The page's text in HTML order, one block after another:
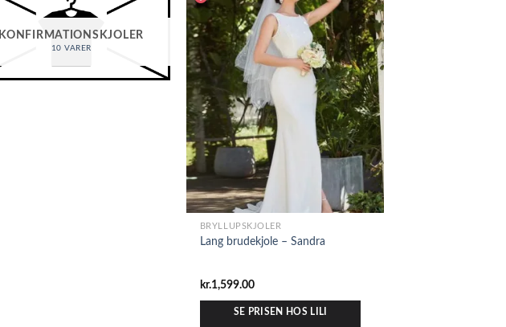
KONFIRMATIONSKJOLER
10 VARER
BRYLLUPSKJOLER
Lang brudekjole – Sandra
kr.1,599.00
SE PRISEN HOS LILI